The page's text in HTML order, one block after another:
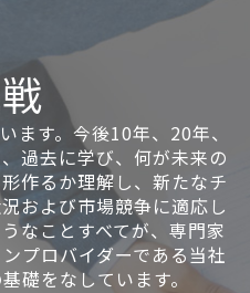
ます。今後10年、20年、
過去に学び、何が未来の
作るか理解し、新たなチ
および市場競争に適応し
なことすべてが、専門家
プロバイダーである当社
礎をなしています。